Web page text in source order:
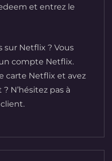
et entrez le
sur Netflix ? Vous
compte Netflix.
carte Netflix et avez
N’hésitez pas à